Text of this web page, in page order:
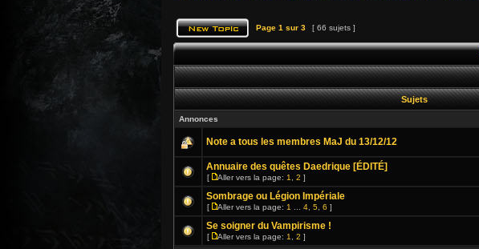
Page 1 sur 3 [ 66 sujets ]
Sujets
Annonces
Note a tous les membres MaJ du 13/12/12
Annuaire des quêtes Daedrique [ÉDITÉ]
[ Aller vers la page: 1 2 ]
Sombrage ou Légion Impériale
[ Aller vers la page: 1 4 5 6 ]
Se soigner du Vampirisme !
[ Aller vers la page: 1 2 ]